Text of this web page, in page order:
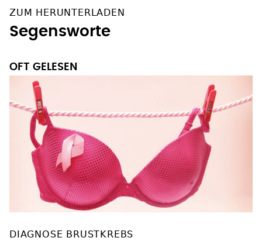
ZUM HERUNTERLADEN
Segensworte
OFT GELESEN
DIAGNOSE BRUSTKREBS